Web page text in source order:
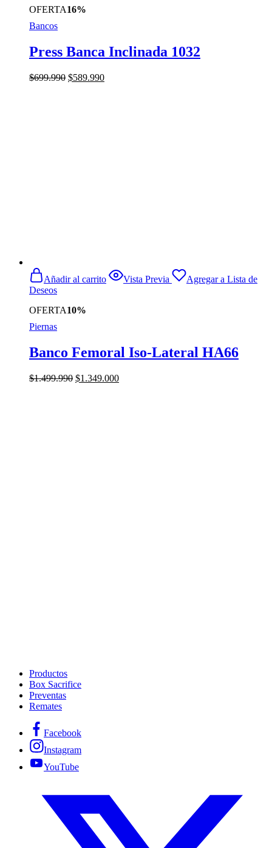
OFERTA16%
Bancos
Press Banca Inclinada 1032
$699.990 El
$589.990El
OFERTA10%
Añadir al carrito Vista Previa
Agregar a Lista de
Deseos
Piernas
Banco Femoral Iso-Lateral HA66
$1.499.990 El
$1.349.000El
Productos
Box Sacrifice
Preventas
Remates
Facebook
Instagram
YouTube